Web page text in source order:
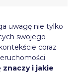
uwagę nie tylko
swojego
coraz
znaczy i jakie